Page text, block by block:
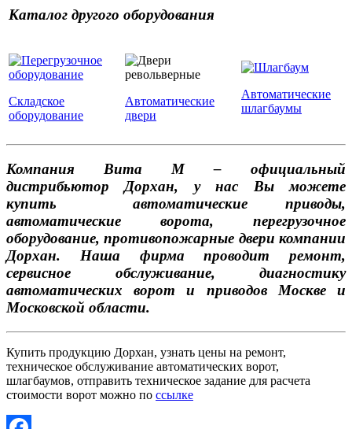
Каталог другого оборудования
Складское
оборудование
Автоматические
двери
Автоматические
шлагбаумы
Компания Вита М – официальный
дистрибьютор Дорхан, у нас Вы можете
купить автоматические приводы,
автоматические ворота, перегрузочное
оборудование, противопожарные двери компании
Дорхан. Наша фирма проводит ремонт,
сервисное обслуживание, диагностику
автоматических ворот и приводов Москве и
Московской области.
Купить продукцию Дорхан, узнать цены на ремонт,
техническое обслуживание автоматических ворот,
шлагбаумов, отправить техническое задание для расчета
стоимости ворот можно по ссылке